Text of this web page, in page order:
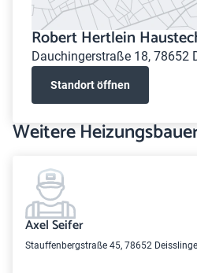
Robert Hertlein
Dauchingerstraße 18, 78652
Standort öffnen
Weitere
Axel Seifer
Stauffenbergstraße 45, 78652